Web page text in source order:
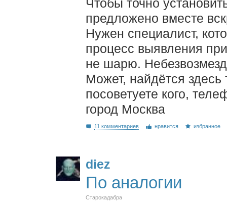
предложено вместе
Нужен специалист,
процесс выявления
не шарю.
Может, найдётся здесь
посоветуете кого,
город Москва
11 комментариев нравится избранное
diez
По аналогии
Старокадабра